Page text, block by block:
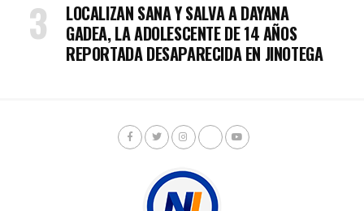
LOCALIZAN SANA Y SALVA A DAYANA
GADEA, LA ADOLESCENTE DE 14 AÑOS
REPORTADA DESAPARECIDA EN JINOTEGA